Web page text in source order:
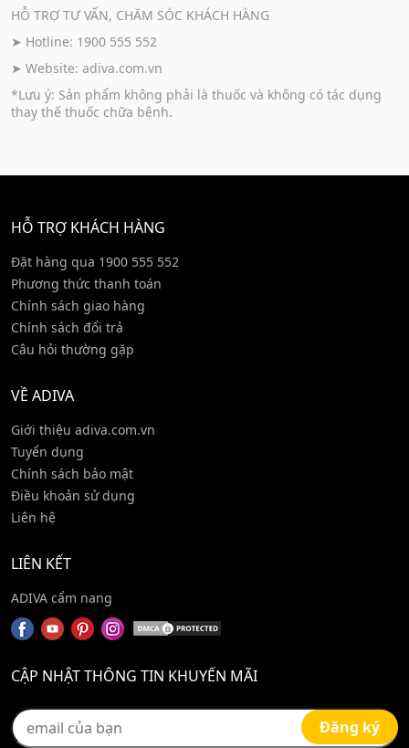
HỖ TRỢ TƯ VẤN, CHĂM SÓC KHÁCH HÀNG
➤ Hotline: 1900 555 552
➤ Website: adiva.com.vn
*Lưu ý: Sản phẩm không phải là thuốc và không có tác dụng
thay thế thuốc chữa bệnh.
HỖ TRỢ KHÁCH HÀNG
Đặt hàng qua 1900 555 552
Phương thức thanh toán
Chính sách giao hàng
Chính sách đổi trả
Câu hỏi thường gặp
VỀ ADIVA
Giới thiệu adiva.com.vn
Tuyển dụng
Chính sách bảo mật
Điều khoản sử dụng
Liên hệ
LIÊN KẾT
ADIVA cẩm nang
CẬP NHẬT THÔNG TIN KHUYẾN MÃI